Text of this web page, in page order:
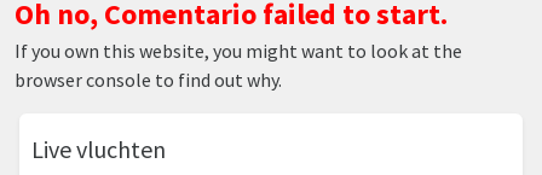
Oh no, Comentario failed to start.
If you own this website, you might want to look at the
browser console to find out why.
Live vluchten